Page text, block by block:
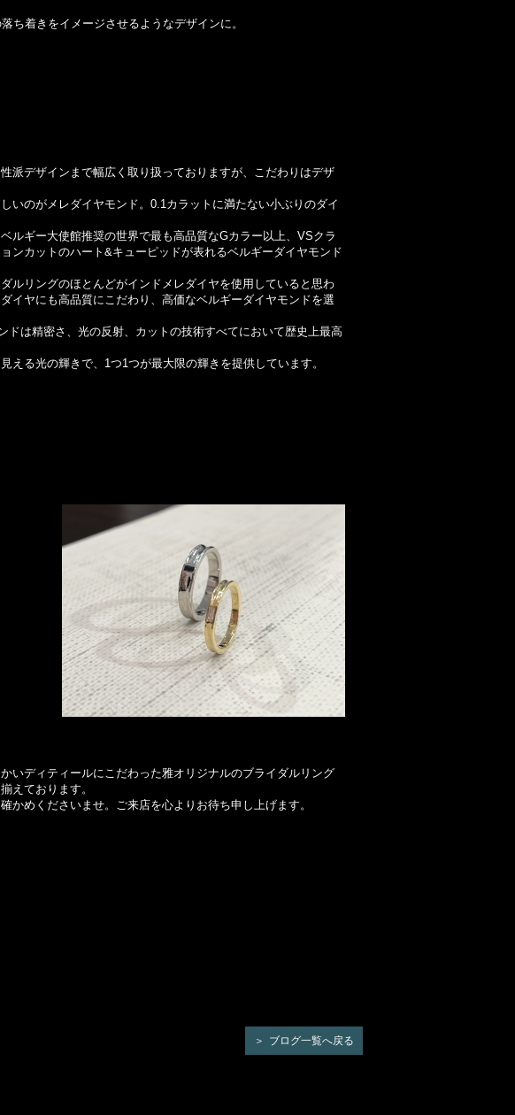
ち着きをイメージさせるようなデザインに。
派デザインまで幅広く取り扱っておりますが、こだわりはデザ
いのがメレダイヤモンド。0.1カラットに満たない小ぶりのダイ
ルギー大使館推奨の世界で最も高品質なGカラー以上、VSクラ
ンカットのハート&キューピッドが表れるベルギーダイヤモンド
ルリングのほとんどがインドメレダイヤを使用していると思わ
イヤにも高品質にこだわり、高価なベルギーダイヤモンドを選
ドは精密さ、光の反射、カットの技術すべてにおいて歴史上最高
える光の輝きで、1つ1つが最大限の輝きを提供しています。
いディティールにこだわった雅オリジナルのブライダルリング
えております。
かめくださいませ。ご来店を心よりお待ち申し上げます。
ブログ一覧へ戻る